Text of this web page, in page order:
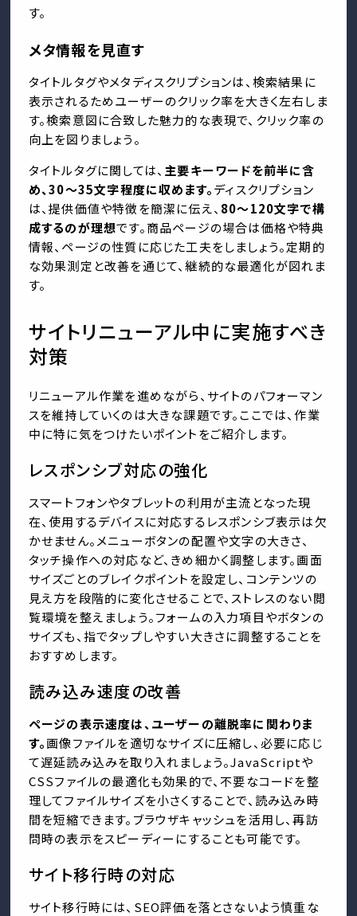
す。
メタ情報を見直す
タイトルタグやメタディスクリプションは、検索結果に
表示されるためユーザーのクリック率を大きく左右しま
す。検索意図に合致した魅力的な表現で、クリック率の
向上を図りましょう。
タイトルタグに関しては、 主要キーワードを前半に含
め、30〜35文字程度に収めます。ディスクリプション
は、提供価値や特徴を簡潔に伝え、 80〜120文字で構
成するのが理想です。商品ページの場合は価格や特典
情報、ページの性質に応じた工夫をしましょう。定期的
な効果測定と改善を通じて、継続的な最適化が図れま
す。
サイトリニューアル中に実施すべき
対策
リニューアル作業を進めながら、サイトのパフォーマン
スを維持していくのは大きな課題です。ここでは、作業
中に特に気をつけたいポイントをご紹介します。
レスポンシブ対応の強化
スマートフォンやタブレットの利用が主流となった現
在、使用するデバイスに対応するレスポンシブ表示は欠
かせません。メニューボタンの配置や文字の大きさ、
タッチ操作への対応など、きめ細かく調整します。画面
サイズごとのブレイクポイントを設定し、コンテンツの
見え方を段階的に変化させることで、ストレスのない閲
覧環境を整えましょう。フォームの入力項目やボタンの
サイズも、指でタップしやすい大きさに調整することを
おすすめします。
読み込み速度の改善
ページの表示速度は、ユーザーの離脱率に関わりま
す。画像ファイルを適切なサイズに圧縮し、必要に応じ
て遅延読み込みを取り入れましょう。JavaScriptや
CSSファイルの最適化も効果的で、不要なコードを整
理してファイルサイズを小さくすることで、読み込み時
間を短縮できます。ブラウザキャッシュを活用し、再訪
問時の表示をスピーディーにすることも可能です。
サイト移行時の対応
サイト移行時には、SEO評価を落とさないよう慎重な